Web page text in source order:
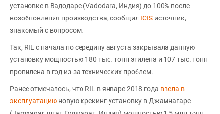
установке в Вадодаре (Vadodara, Индия) до 100% после
возобновления производства, сообщил ICIS источник,
знакомый с вопросом.
Так, RIL с начала по середину августа закрывала данную
установку мощностью 180 тыс. тонн этилена и 107 тыс. тонн
пропилена в год из-за технических проблем.
Ранее отмечалось, что RIL в январе 2018 года ввела в
эксплуатацию новую крекинг-установку в Джамнагаре